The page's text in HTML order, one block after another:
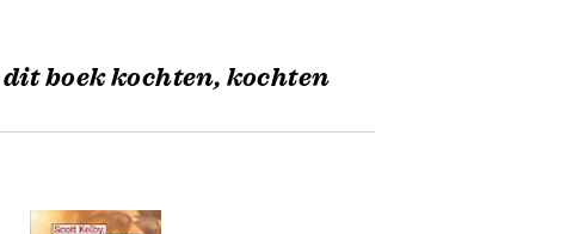
boek kochten, kochten